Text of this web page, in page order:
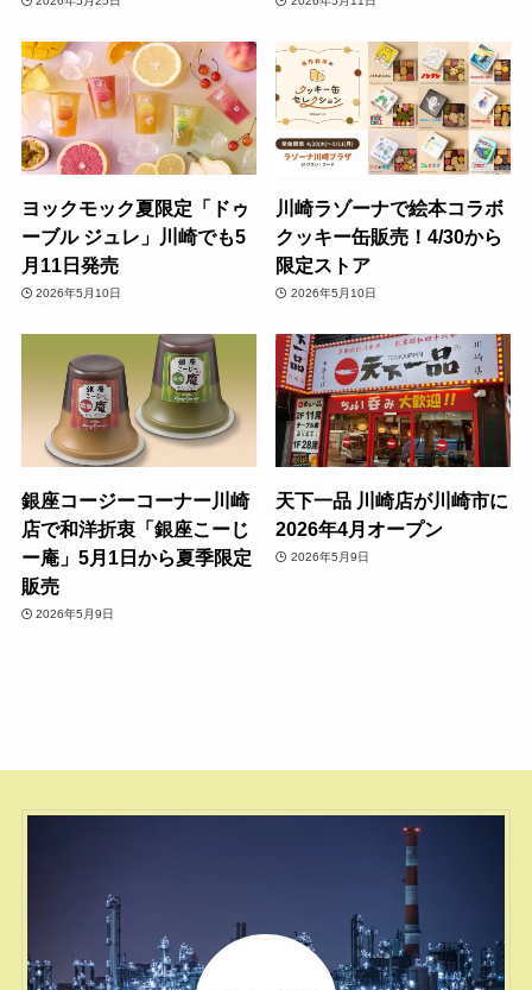
ヨックモック夏限定「ドゥ
ーブル ジュレ」川崎でも5
月11日発売
2026年5月10日
川崎ラゾーナで絵本コラボ
クッキー缶販売！4/30から
限定ストア
2026年5月10日
銀座コージーコーナー川崎
店で和洋折衷「銀座こーじ
ー庵」5月1日から夏季限定
販売
2026年5月9日
天下一品 川崎店が川崎市に
2026年4月オープン
2026年5月9日